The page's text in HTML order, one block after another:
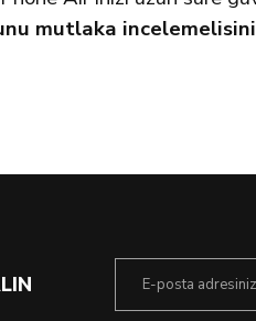
mutlaka